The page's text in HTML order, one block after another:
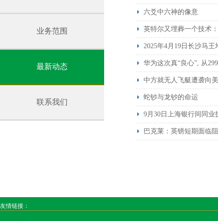
业务范围
最新动态
联系我们
六爻中六神的像意
英特尔又埋葬一个技术
2025年4月19日长沙马
华为这次真“良心”, 从
中方就无人飞艇遭袭向
蛇钞与龙钞的命运
9月30日上海银行间同业
巴克莱：英镑短期面临
友情链接：